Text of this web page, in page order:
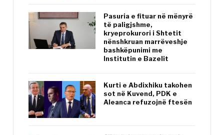
Pasuria e fituar në mënyrë
të paligjshme,
kryeprokurori i Shtetit
nënshkruan marrëveshje
bashkëpunimi me
Institutin e Bazelit
Kurti e Abdixhiku takohen
sot në Kuvend, PDK e
Aleanca refuzojnë ftesën